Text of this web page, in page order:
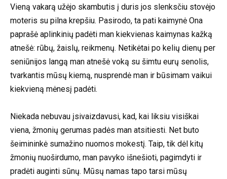
Vieną vakarą užėjo skambutis į duris jos slenksčiu stovėjo
moteris su pilna krepšiu. Pasirodo, ta pati kaimynė Ona
paprašė aplinkinių padėti man kiekvienas kaimynas kažką
atnešė: rūbų, žaislų, reikmenų. Netikėtai po kelių dienų per
seniūnijos langą man atnešė voką su šimtu eurų senolis,
tvarkantis mūsų kiemą, nusprendė man ir būsimam vaikui
kiekvieną mėnesį padėti.
Niekada nebuvau įsivaizdavusi, kad, kai liksiu visiškai
viena, žmonių gerumas padės man atsitiesti. Net buto
šeimininkė sumažino nuomos mokestį. Taip, tik dėl kitų
žmonių nuoširdumo, man pavyko išnešioti, pagimdyti ir
pradėti auginti sūnų. Mūsų namas tapo tarsi mūsų